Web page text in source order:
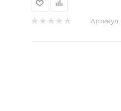
Артикул: